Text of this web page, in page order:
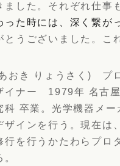
ました。それぞれ仕事
った時には、深く繋が
とうございました。こ
おき りょうさく) プ
イナー 1979年 名古
科 卒業。光学機器メ
ザインを行う。現在は
行を行うかたわらプロ